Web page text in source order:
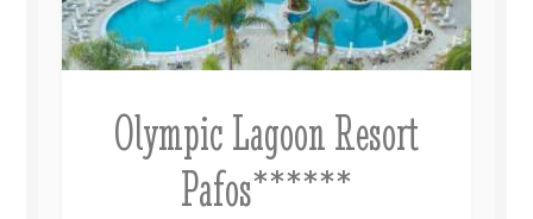
Olympic Lagoon Resort
Pafos******